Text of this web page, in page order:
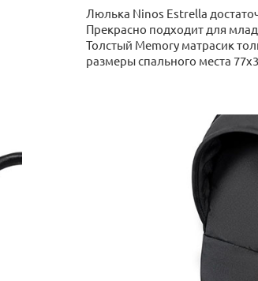
Люлька Ninos Estrella
Прекрасно подходит для
Толстый Memory матрасик
размеры спального места